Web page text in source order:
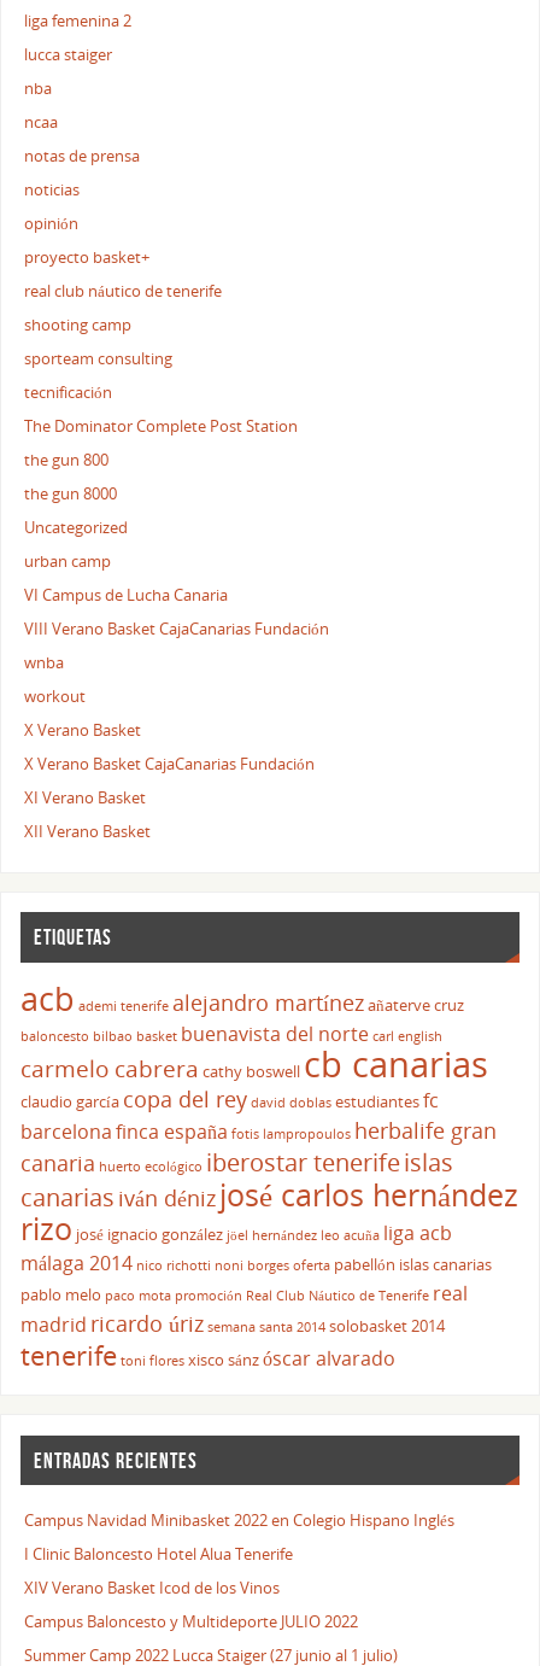
liga femenina 2
lucca staiger
nba
ncaa
notas de prensa
noticias
opinión
proyecto basket+
real club náutico de tenerife
shooting camp
sporteam consulting
tecnificación
The Dominator Complete Post Station
the gun 800
the gun 8000
Uncategorized
urban camp
VI Campus de Lucha Canaria
VIII Verano Basket CajaCanarias Fundación
wnba
workout
X Verano Basket
X Verano Basket CajaCanarias Fundación
XI Verano Basket
XII Verano Basket
ETIQUETAS
acb ademi tenerife alejandro martínezañaterve cruz
baloncesto bilbao basket buenavista del norte carl english
carmelo cabrera cathy boswell cb canarias
claudio garcía copa del rey david doblas estudiantesfc
barcelonafinca españa fotis lampropoulos herbalife gran
canaria huerto ecológico iberostar tenerifeislas
canarias iván déniz josé carlos hernández
rizo josé ignacio gonzález jöel hernández leo acuña liga acb
málaga 2014 nico richotti noni borges oferta pabellón islas canarias
pablo melo paco mota promoción Real Club Náutico de Tenerife real
madrid ricardo úriz semana santa 2014 solobasket 2014
tenerife toni flores xisco sánzóscar alvarado
ENTRADAS RECIENTES
Campus Navidad Minibasket 2022 en Colegio Hispano Inglés
I Clinic Baloncesto Hotel Alua Tenerife
XIV Verano Basket Icod de los Vinos
Campus Baloncesto y Multideporte JULIO 2022
Summer Camp 2022 Lucca Staiger (27 junio al 1 julio)